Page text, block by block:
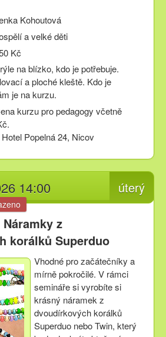
Kohoutová
a velké děti
Kč
na blízko, kdo je potřebuje.
a ploché kleště. Kdo je
je na kurzu.
kurzu pro pedagogy včetně
Popelná 24, Nicov
úterý
14:00
Náramky z
korálků Superduo
Vhodné pro začátečníky a
mírně pokročilé. V rámci
semináře si vyrobíte si
krásný náramek z
dvoudírkových korálků
Superduo nebo Twin, který